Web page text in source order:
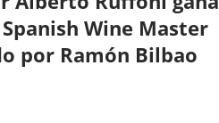
Wine Master
por Ramón Bilbao